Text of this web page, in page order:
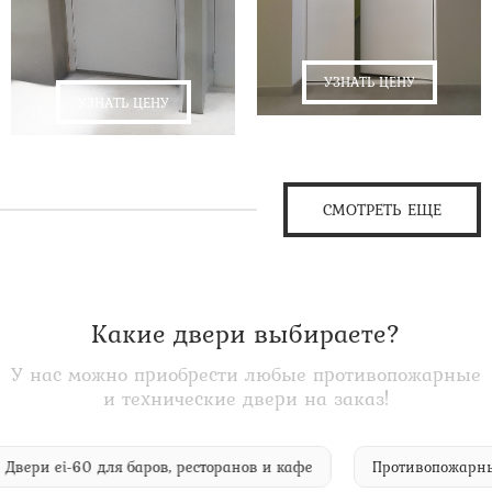
УЗНАТЬ ЦЕНУ
УЗНАТЬ ЦЕНУ
СМОТРЕТЬ ЕЩЕ
Какие двери выбираете?
У нас можно приобрести любые противопожарные
и технические двери на заказ!
Двери ei-60 для баров, ресторанов и кафе